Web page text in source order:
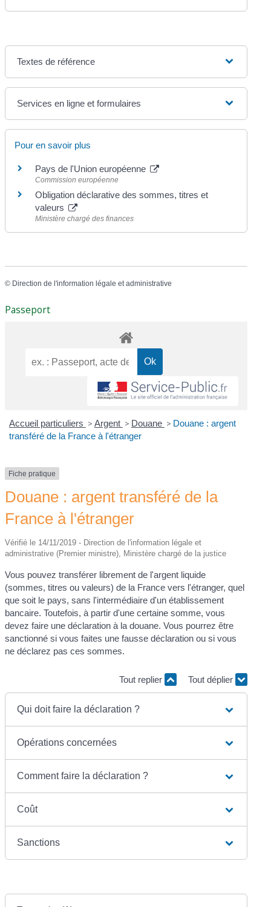
Textes de référence
Services en ligne et formulaires
Pour en savoir plus
Pays de l'Union européenne
Commission européenne
Obligation déclarative des sommes, titres et
valeurs
Ministère chargé des finances
© Direction de l'information légale et administrative
Passeport
Accueil particuliers > Argent > Douane > Douane : argent
transféré de la France à l'étranger
Fiche pratique
Douane : argent transféré de la
France à l'étranger
Vérifié le 14/11/2019 - Direction de l'information légale et
administrative (Premier ministre), Ministère chargé de la justice
Vous pouvez transférer librement de l'argent liquide
(sommes, titres ou valeurs) de la France vers l'étranger, quel
que soit le pays, sans l'intermédiaire d'un établissement
bancaire. Toutefois, à partir d'une certaine somme, vous
devez faire une déclaration à la douane. Vous pourrez être
sanctionné si vous faites une fausse déclaration ou si vous
ne déclarez pas ces sommes.
Tout replier Tout déplier
Qui doit faire la déclaration ?
Opérations concernées
Comment faire la déclaration ?
Coût
Sanctions